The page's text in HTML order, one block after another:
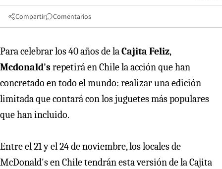
Compartir Comentarios
Para celebrar los 40 años de laCajita Feliz,
Mcdonald'srepetirá en Chile la acción que han
concretado en todo el mundo: realizar una edición
limitada que contará con los juguetes más populares
que han incluido.
Entre el 21 y el 24 de noviembre, los locales de
McDonald's en Chile tendrán esta versión de la Cajita